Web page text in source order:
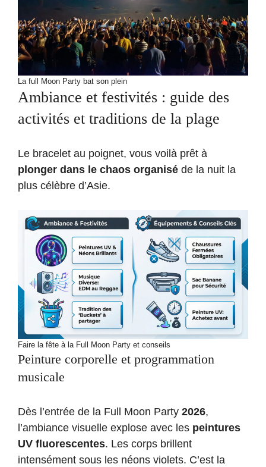
La full Moon Party bat son plein
Ambiance et festivités : guide des
activités et traditions de la plage
Le bracelet au poignet, vous voilà prêt à
plonger dans le chaos organisé de la nuit la
plus célèbre d’Asie.
Faire la fête à la Full Moon Party et conseils
Peinture corporelle et programmation
musicale
Dès l’entrée de la Full Moon Party 2026,
l’ambiance visuelle explose avec les peintures
UV fluorescentes. Les corps brillent
intensément sous les néons violets. C’est la